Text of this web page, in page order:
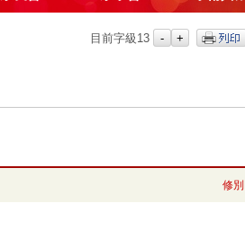
目前字級 13
修